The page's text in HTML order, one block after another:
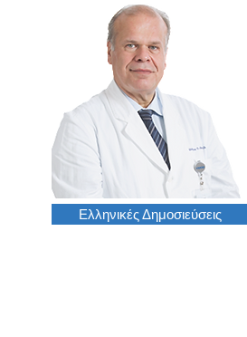
Ελληνικές Δημοσιεύσεις